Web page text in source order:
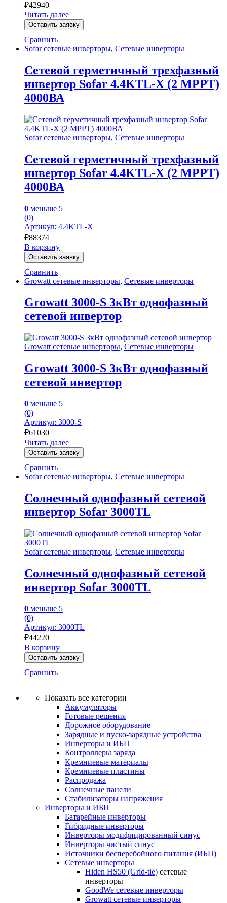
₽42940
Читать далее
Оставить заявку
Сравнить
Sofar сетевые инверторы, Сетевые инверторы
Сетевой герметичный трехфазный
инвертор Sofar 4.4KTL-X (2 MPPT)
4000ВА
Sofar сетевые инверторы, Сетевые инверторы
Сетевой герметичный трехфазный
инвертор Sofar 4.4KTL-X (2 MPPT)
4000ВА
0 меньше 5
(0)
Артикул: 4.4KTL-X
₽88374
В корзину
Оставить заявку
Сравнить
Growatt сетевые инверторы, Сетевые инверторы
Growatt 3000-S 3кВт однофазный
сетевой инвертор
Growatt сетевые инверторы, Сетевые инверторы
Growatt 3000-S 3кВт однофазный
сетевой инвертор
0 меньше 5
(0)
Артикул: 3000-S
₽61030
Читать далее
Оставить заявку
Сравнить
Sofar сетевые инверторы, Сетевые инверторы
Солнечный однофазный сетевой
инвертор Sofar 3000TL
Sofar сетевые инверторы, Сетевые инверторы
Солнечный однофазный сетевой
инвертор Sofar 3000TL
0 меньше 5
(0)
Артикул: 3000TL
₽44220
В корзину
Оставить заявку
Сравнить
Показать все категории
Аккумуляторы
Готовые решения
Дорожное оборудование
Зарядные и пуско-зарядные устройства
Инверторы и ИБП
Контроллеры заряда
Кремниевые материалы
Кремниевые пластины
Распродажа
Солнечные панели
Стабилизаторы напряжения
Инверторы и ИБП
Батарейные инверторы
Гибридные инверторы
Инверторы модифицированный синус
Инверторы чистый синус
Источники бесперебойного питания (ИБП)
Сетевые инверторы
Hiden HS50 (Grid-tie) сетевые
инверторы
GoodWe сетевые инверторы
Growatt сетевые инверторы